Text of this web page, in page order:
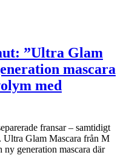
”Ultra Glam
mascara
med
fransar – samtidigt
Ultra Glam Mascara från M
ny generation mascara där